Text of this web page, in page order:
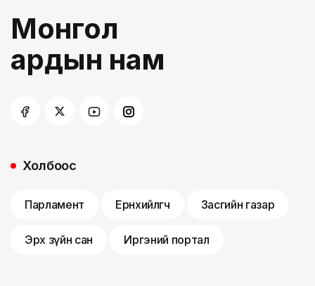
Монгол
ардын нам
Холбоос
Парламент Ерөнхийлөгч Засгийн газар
Эрх зүйн сан Иргэний портал